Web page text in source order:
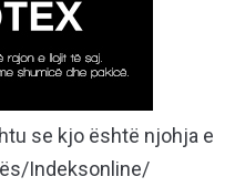
se kjo është njohja e
Indeksonline/